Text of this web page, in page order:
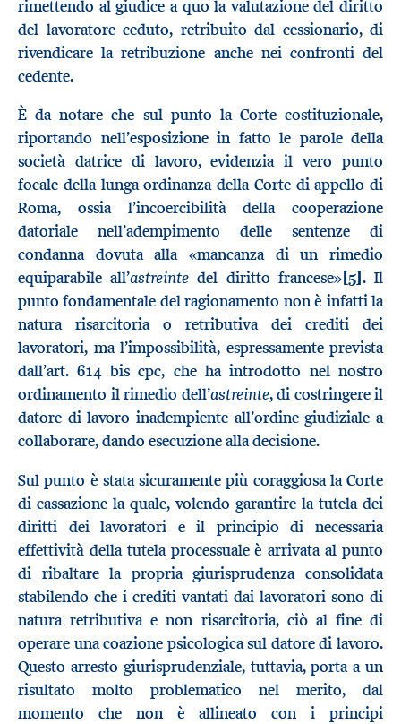
rimettendo al giudice a quo la valutazione del diritto
del lavoratore ceduto, retribuito dal cessionario, di
rivendicare la retribuzione anche nei confronti del
cedente.
È da notare che sul punto la Corte costituzionale,
riportando nell’esposizione in fatto le parole della
società datrice di lavoro, evidenzia il vero punto
focale della lunga ordinanza della Corte di appello di
Roma, ossia l’incoercibilità della cooperazione
datoriale nell’adempimento delle sentenze di
condanna dovuta alla «mancanza di un rimedio
equiparabile all’astreinte del diritto francese»[5]. Il
punto fondamentale del ragionamento non è infatti la
natura risarcitoria o retributiva dei crediti dei
lavoratori, ma l’impossibilità, espressamente prevista
dall’art. 614 bis cpc, che ha introdotto nel nostro
ordinamento il rimedio dell’astreinte, di costringere il
datore di lavoro inadempiente all’ordine giudiziale a
collaborare, dando esecuzione alla decisione.
Sul punto è stata sicuramente più coraggiosa la Corte
di cassazione la quale, volendo garantire la tutela dei
diritti dei lavoratori e il principio di necessaria
effettività della tutela processuale è arrivata al punto
di ribaltare la propria giurisprudenza consolidata
stabilendo che i crediti vantati dai lavoratori sono di
natura retributiva e non risarcitoria, ciò al fine di
operare una coazione psicologica sul datore di lavoro.
Questo arresto giurisprudenziale, tuttavia, porta a un
risultato molto problematico nel merito, dal
momento che non è allineato con i principi